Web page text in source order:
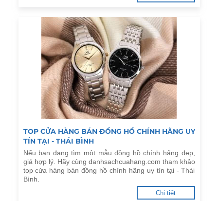
TOP CỬA HÀNG BÁN ĐỒNG HỒ CHÍNH HÃNG UY
TÍN TẠI - THÁI BÌNH
Nếu bạn đang tìm một mẫu đồng hồ chính hãng đẹp,
giá hợp lý. Hãy cùng danhsachcuahang.com tham khảo
top cửa hàng bán đồng hồ chính hãng uy tín tại - Thái
Bình.
Chi tiết